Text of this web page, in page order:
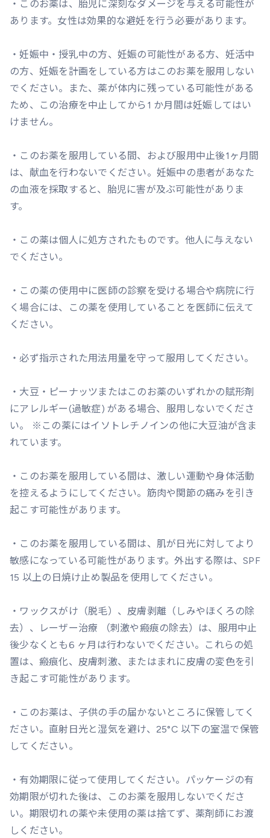
・このお薬は、胎児に深刻なダメージを与える可能性が
あります。女性は効果的な避妊を行う必要があります。
・妊娠中・授乳中の方、妊娠の可能性がある方、妊活中
の方、妊娠を計画をしている方はこのお薬を服用しない
でください。また、薬が体内に残っている可能性がある
ため、この治療を中止してから1 か月間は妊娠してはい
けません。
・このお薬を服用している間、および服用中止後1ヶ月間
は、献血を行わないでください。妊娠中の患者があなた
の血液を採取すると、胎児に害が及ぶ可能性がありま
す。
・この薬は個人に処方されたものです。他人に与えない
でください。
・この薬の使用中に医師の診察を受ける場合や病院に行
く場合には、この薬を使用していることを医師に伝えて
ください。
・必ず指示された用法用量を守って服用してください。
・大豆・ピーナッツまたはこのお薬のいずれかの賦形剤
にアレルギー(過敏症) がある場合、服用しないでくださ
い。 ※この薬にはイソトレチノインの他に大豆油が含ま
れています。
・このお薬を服用している間は、激しい運動や身体活動
を控えるようにしてください。筋肉や関節の痛みを引き
起こす可能性があります。
・このお薬を服用している間は、肌が日光に対してより
敏感になっている可能性があります。外出する際は、SPF
15 以上の日焼け止め製品を使用してください。
・ワックスがけ（脱毛）、皮膚剥離（しみやほくろの除
去）、レーザー治療 （刺激や瘢痕の除去）は、服用中止
後少なくとも6 ヶ月は行わないでください。これらの処
置は、瘢痕化、皮膚刺激、またはまれに皮膚の変色を引
き起こす可能性があります。
・このお薬は、子供の手の届かないところに保管してく
ださい。直射日光と湿気を避け、25°C 以下の室温で保管
してください。
・有効期限に従って使用してください。パッケージの有
効期限が切れた後は、このお薬を服用しないでくださ
い。期限切れの薬や未使用の薬は捨てず、薬剤師にお渡
しください。